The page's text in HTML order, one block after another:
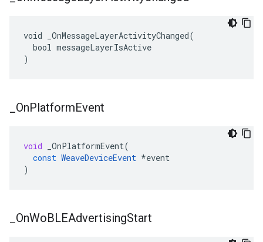
void _OnMessageLayerActivityChanged(
  bool messageLayerIsActive
)
OnPlatformEvent
void _OnPlatformEvent(
const WeaveDeviceEvent *event
)
OnWoBLEAdvertisingStart